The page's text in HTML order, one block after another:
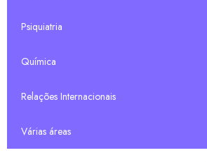
Psiquiatria
Química
Relações Internacionais
Várias áreas